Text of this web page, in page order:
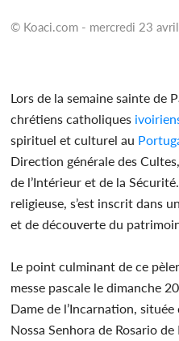
© Koaci.com - mercredi 23
Lors de la semaine sainte de
chrétiens catholiques
spirituel et culturel au
Direction générale des
de l’Intérieur et de la
religieuse, s’est inscrit dans
et de découverte du
Le point culminant de ce
messe pascale le dimanche
Dame de l’Incarnation,
Nossa Senhora de Rosario